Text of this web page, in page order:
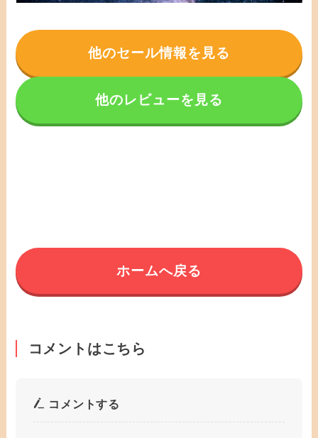
他のセール情報を見る
他のレビューを見る
ホームへ戻る
コメントはこちら
コメントする